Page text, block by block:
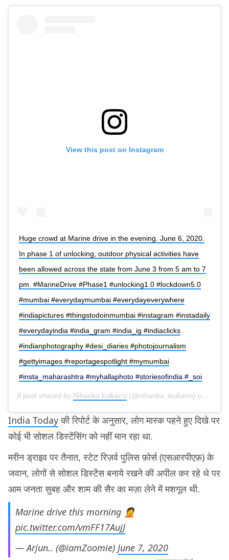
View this post on Instagram
Huge crowd at Marine drive in the evening. June 6, 2020.
In phase 1 of unlocking, outdoor physical activities have
been allowed across the state from June 3 from 5 am to 7
pm. #MarineDrive #Phase1 #unlocking1.0 #lockdown5.0
#mumbai #everydaymumbai #everydayeverywhere
#indiapictures #thingstodoinmumbai #instagram #instadaily
#everydayindia #india_gram #india_ig #indiaclicks
#indianphotography #desi_diaries #photojournalism
#gettyimages #reportagespotlight #mymumbai
#insta_maharashtra #myhallaphoto #storiesofindia #_soi
A post shared by Niharika kulkarni (@niharika_kulkarni) on
India Todayकी रिपोर्ट के अनुसार, लोग मास्क पहने हुए दिखे पर
कोई भी सोशल डिस्टेंसिंग को नहीं मान रहा था.
मरीन ड्राइव पर तैनात, स्टेट रिज़र्व पुलिस फ़ोर्स (एसआरपीएफ़) के
जवान, लोगों से सोशल डिस्टेंस बनाये रखने की अपील कर रहे थे पर
आम जनता सुबह और शाम की सैर का मज़ा लेने में मशगूल थी.
Marine drive this morning 🤦
pic.twitter.com/vmFF17AujJ
— Arjun.. (@iamZoomie) June 7, 2020